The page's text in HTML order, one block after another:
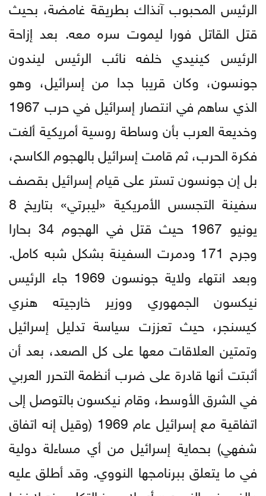
الرئيس المحبوب آنذاك بطريقة غامضة، بحيث
قتل القاتل فورا ليموت سره معه. بعد إزاحة
الرئيس كينيدي خلفه نائب الرئيس ليندون
جونسون، وكان قريبا جدا من إسرائيل، وهو
الذي ساهم في انتصار إسرائيل في حرب 1967
وخديعة العرب بأن وساطة روسية أمريكية ألغت
فكرة الحرب، ثم قامت إسرائيل بالهجوم الكاسح،
بل إن جونسون تستر على قيام إسرائيل بقصف
سفينة التجسس الأمريكية «ليبرتي» بتاريخ 8
يونيو 1967 حيث قتل في الهجوم 34 بحارا
وجرح 171 ودمرت السفينة بشكل شبه كامل.
وبعد انتهاء ولاية جونسون 1969 جاء الرئيس
نيكسون الجمهوري ووزير خارجيته هنري
كيسنجر، حيث تعززت سياسة تدليل إسرائيل
وتمتين العلاقات معها على كل الصعد، بعد أن
أثبتت أنها قادرة على ضرب أنظمة التحرر العربي
في الشرق الأوسط، وقام نيكسون بالتوصل إلى
اتفاقية مع إسرائيل عام 1969 (وقيل إنه اتفاق
شفهي) بحماية إسرائيل من أي مساءلة دولية
في ما يتعلق ببرنامجها النووي. وقد أطلق عليه